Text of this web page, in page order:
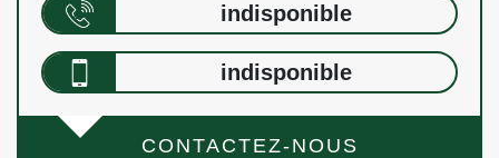
indisponible
indisponible
CONTACTEZ-NOUS